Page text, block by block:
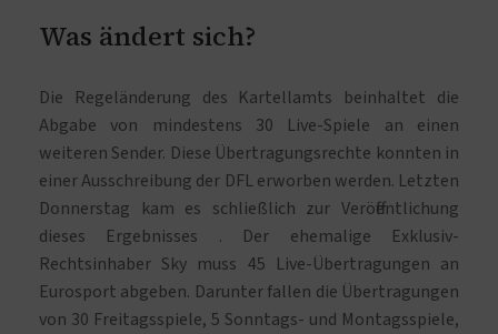
Was ändert sich?
Die Regeländerung des Kartellamts beinhaltet die
Abgabe von mindestens 30 Live-Spiele an einen
weiteren Sender. Diese Übertragungsrechte konnten in
einer Ausschreibung der DFL erworben werden. Letzten
Donnerstag kam es schließlich zur Veröffentlichung
dieses Ergebnisses . Der ehemalige Exklusiv-
Rechtsinhaber Sky muss 45 Live-Übertragungen an
Eurosport abgeben. Darunter fallen die Übertragungen
von 30 Freitagsspiele, 5 Sonntags- und Montagsspiele,